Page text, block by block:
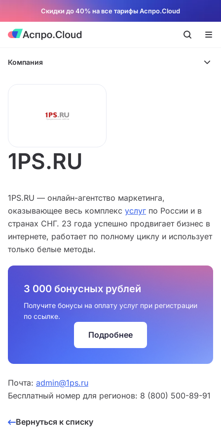
Скидки до 40% на все тарифы Аспро.Cloud
Компания
1PS.RU
1PS.RU — онлайн-агентство маркетинга,
оказывающее весь комплекс услуг по России и в
странах СНГ. 23 года успешно продвигает бизнес в
интернете, работает по полному циклу и использует
только белые методы.
3 000 бонусных рублей
Получите бонусы на оплату услуг при регистрации
по ссылке.
Подробнее
Почта: admin@1ps.ru
Бесплатный номер для регионов: 8 (800) 500-89-91
Вернуться к списку